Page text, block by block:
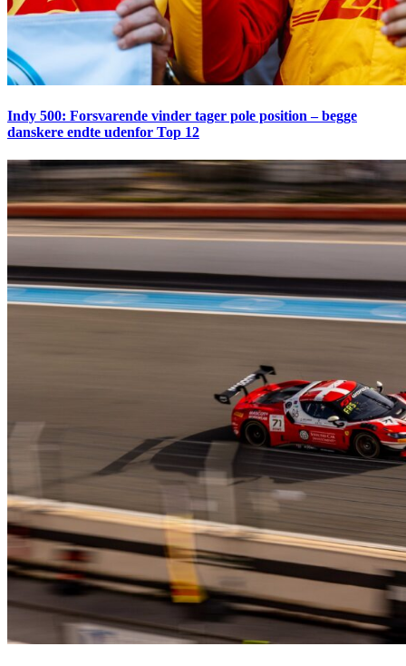
Indy 500: Forsvarende vinder tager pole position – begge
danskere endte udenfor Top 12